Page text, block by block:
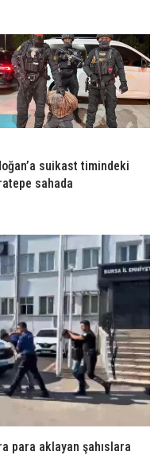
suikast timindeki
sahada
para aklayan şahıslara